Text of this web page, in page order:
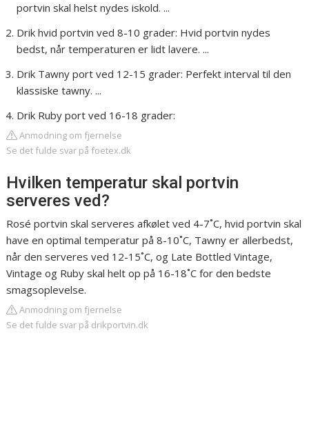
portvin skal helst nydes iskold. ...
Drik hvid portvin ved 8-10 grader: Hvid portvin nydes
bedst, når temperaturen er lidt lavere. ...
Drik Tawny port ved 12-15 grader: Perfekt interval til den
klassiske tawny. ...
Drik Ruby port ved 16-18 grader:
Anmodning om fjernelse
Se det fulde svar på foetex.dk
Hvilken temperatur skal portvin
serveres ved?
Rosé portvin skal serveres afkølet ved 4-7˚C, hvid portvin skal
have en optimal temperatur på 8-10˚C, Tawny er allerbedst,
når den serveres ved 12-15˚C, og Late Bottled Vintage,
Vintage og Ruby skal helt op på 16-18˚C for den bedste
smagsoplevelse.
Anmodning om fjernelse
Se det fulde svar på drikportvin.dk